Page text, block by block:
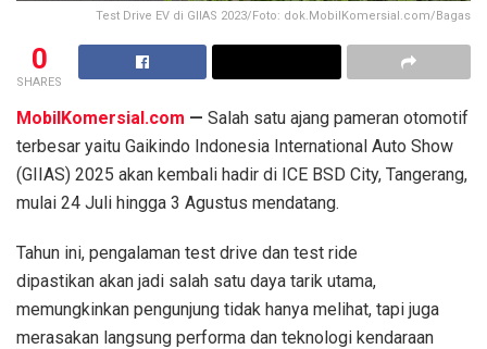
Test Drive EV di GIIAS 2023/Foto: dok.MobilKomersial.com/Bagas
0
SHARES
MobilKomersial.com — Salah satu ajang pameran otomotif
terbesar yaitu Gaikindo Indonesia International Auto Show
(GIIAS) 2025 akan kembali hadir di ICE BSD City, Tangerang,
mulai 24 Juli hingga 3 Agustus mendatang.
Tahun ini, pengalaman test drive dan test ride
dipastikan akan jadi salah satu daya tarik utama,
memungkinkan pengunjung tidak hanya melihat, tapi juga
merasakan langsung performa dan teknologi kendaraan